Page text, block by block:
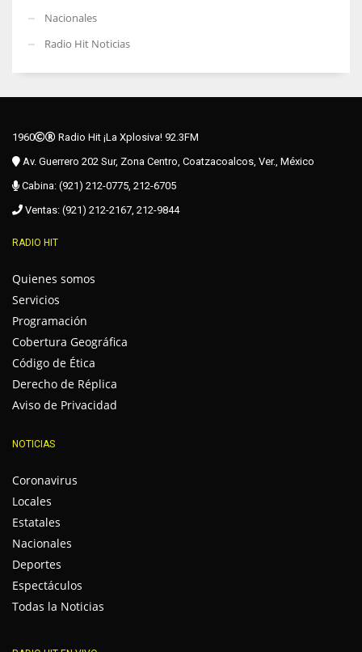
Nacionales
Radio Hit Noticias
1960
Radio Hit ¡La Xplosiva! 92.3FM
Av. Guerrero 202 Sur, Zona Centro, Coatzacoalcos, Ver., México
Cabina: (921) 212-0775, 212-6705
Ventas: (921) 212-2167, 212-9844
RADIO HIT
Quienes somos
Servicios
Programación
Cobertura Geográfica
Código de Ética
Derecho de Réplica
Aviso de Privacidad
NOTICIAS
Coronavirus
Locales
Estatales
Nacionales
Deportes
Espectáculos
Todas la Noticias